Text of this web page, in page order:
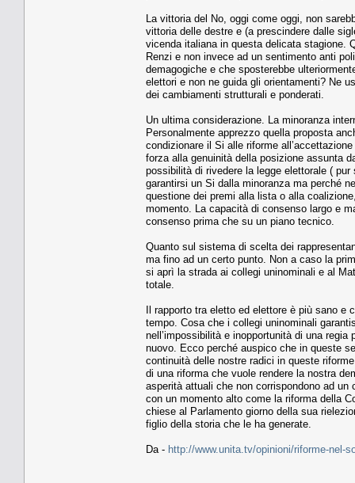
La vittoria del No, oggi come oggi, non
vittoria delle destre e (a prescindere dalle
vicenda italiana in questa delicata stagione.
Renzi e non invece ad un sentimento anti
demagogiche e che sposterebbe
elettori e non ne guida gli orientamenti? Ne
dei cambiamenti strutturali e ponderati.
Un ultima considerazione. La minoranza
Personalmente apprezzo quella proposta
condizionare il Si alle riforme
forza alla genuinità della posizione assunta
possibilità di rivedere la legge elettorale (
garantirsi un Si dalla minoranza ma perché
questione dei premi alla lista o alla
momento. La capacità di consenso largo e
consenso prima che su un piano tecnico.
Quanto sul sistema di scelta dei
ma fino ad un certo punto. Non a caso la
si aprì la strada ai collegi uninominali e al
totale.
Il rapporto tra eletto ed elettore è più sano e
tempo. Cosa che i collegi uninominali
nell’impossibilità e inopportunità di una
nuovo. Ecco perché auspico che in queste
continuità delle nostre radici in queste
di una riforma che vuole rendere la nostra
asperità attuali che non corrispondono ad
con un momento alto come la riforma della
chiese al Parlamento giorno della sua
figlio della storia che le ha generate.
Da - http://www.unita.tv/opinioni/riforme-nel-